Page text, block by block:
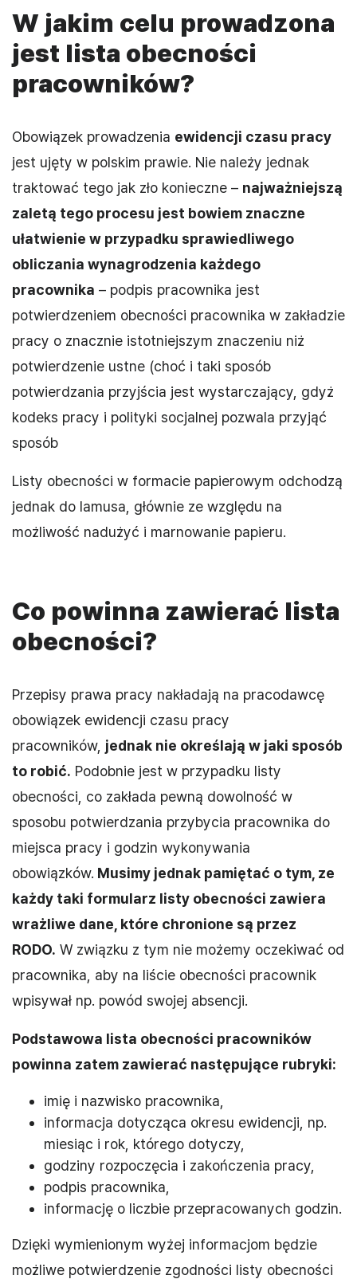
W jakim celu prowadzona
jest lista obecności
pracowników?
Obowiązek prowadzenia ewidencji czasu pracy
jest ujęty w polskim prawie. Nie należy jednak
traktować tego jak zło konieczne – najważniejszą
zaletą tego procesu jest bowiem znaczne
ułatwienie w przypadku sprawiedliwego
obliczania wynagrodzenia każdego
pracownika – podpis pracownika jest
potwierdzeniem obecności pracownika w zakładzie
pracy o znacznie istotniejszym znaczeniu niż
potwierdzenie ustne (choć i taki sposób
potwierdzania przyjścia jest wystarczający, gdyż
kodeks pracy i polityki socjalnej pozwala przyjąć
sposób
Listy obecności w formacie papierowym odchodzą
jednak do lamusa, głównie ze względu na
możliwość nadużyć i marnowanie papieru.
Co powinna zawierać lista
obecności?
Przepisy prawa pracy nakładają na pracodawcę
obowiązek ewidencji czasu pracy
pracowników, jednak nie określają w jaki sposób
to robić. Podobnie jest w przypadku listy
obecności, co zakłada pewną dowolność w
sposobu potwierdzania przybycia pracownika do
miejsca pracy i godzin wykonywania
obowiązków. Musimy jednak pamiętać o tym, ze
każdy taki formularz listy obecności zawiera
wrażliwe dane, które chronione są przez
RODO. W związku z tym nie możemy oczekiwać od
pracownika, aby na liście obecności pracownik
wpisywał np. powód swojej absencji.
Podstawowa lista obecności pracowników
powinna zatem zawierać następujące rubryki:
imię i nazwisko pracownika,
informacja dotycząca okresu ewidencji, np.
miesiąc i rok, którego dotyczy,
godziny rozpoczęcia i zakończenia pracy,
podpis pracownika,
informację o liczbie przepracowanych godzin.
Dzięki wymienionym wyżej informacjom będzie
możliwe potwierdzenie zgodności listy obecności